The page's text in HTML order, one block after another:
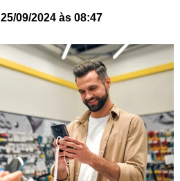
25/09/2024 às 08:47